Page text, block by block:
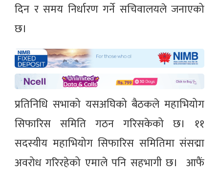
दिन र समय निर्धारण गर्ने सचिवालयले जनाएको
छ।
प्रतिनिधि सभाको यसअघिको बैठकले महाभियोग
सिफारिस समिति गठन गरिसकेको छ। ११
सदस्यीय महाभियोग सिफारिस समितिमा संसद्मा
अवरोध गरिरहेको एमाले पनि सहभागी छ। आफैं